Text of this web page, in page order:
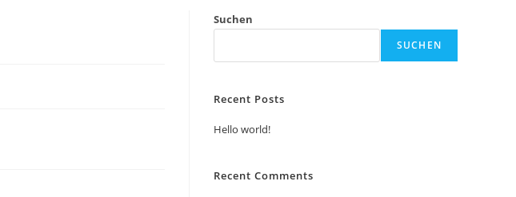
Suchen
SUCHEN
Recent Posts
Hello world!
Recent Comments